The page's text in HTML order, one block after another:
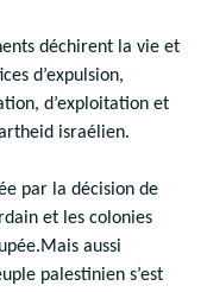
déchirent la vie et
d’expulsion,
d’exploitation et
israélien.
par la décision de
et les colonies
aussi
palestinien s’est